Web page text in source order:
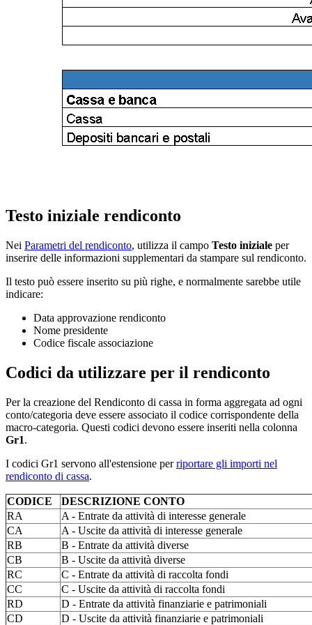
Testo iniziale rendiconto
Nei Parametri del rendiconto, utilizza il campo Testo iniziale per
inserire delle informazioni supplementari da stampare sul rendiconto.
Il testo può essere inserito su più righe, e normalmente sarebbe utile
indicare:
Data approvazione rendiconto
Nome presidente
Codice fiscale associazione
Codici da utilizzare per il rendiconto
Per la creazione del Rendiconto di cassa in forma aggregata ad ogni
conto/categoria deve essere associato il codice corrispondente della
macro-categoria. Questi codici devono essere inseriti nella colonna
Gr1.
I codici Gr1 servono all'estensione perriportare gli importi nel
rendiconto di cassa.
CODICE
DESCRIZIONE CONTO
RA
A - Entrate da attività di interesse generale
CA
A - Uscite da attività di interesse generale
RB
B - Entrate da attività diverse
CB
B - Uscite da attività diverse
RC
C - Entrate da attività di raccolta fondi
CC
C - Uscite da attività di raccolta fondi
RD
D - Entrate da attività finanziarie e patrimoniali
CD
D - Uscite da attività finanziarie e patrimoniali